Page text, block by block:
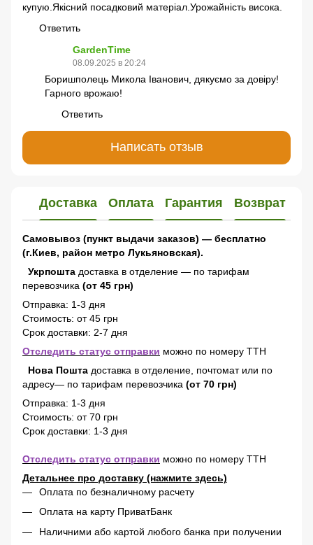
купую.Якісний посадковий матеріал.Урожайність висока.
Ответить
GardenTime
08.09.2025 в 20:24
Боришполець Микола Іванович, дякуємо за довіру!
Гарного врожаю!
Ответить
Написать отзыв
Доставка Оплата Гарантия Возврат
Самовывоз (пункт выдачи заказов) — бесплатно
(г.Киев, район метро Лукьяновская).
Укрпошта доставка в отделение — по тарифам
перевозчика (от 45 грн)
Отправка: 1-3 дня
Стоимость: от 45 грн
Срок доставки: 2-7 дня
Отследить статус отправки можно по номеру ТТН
Нова Пошта доставка в отделение, почтомат или по
адресу— по тарифам перевозчика (от 70 грн)
Отправка: 1-3 дня
Стоимость: от 70 грн
Срок доставки: 1-3 дня
Отследить статус отправки можно по номеру ТТН
Детальнее про доставку (нажмите здесь)
Оплата по безналичному расчету
Оплата на карту ПриватБанк
Наличними або картой любого банка при получении